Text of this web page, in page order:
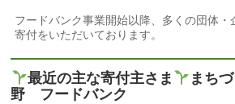
フードバンク事業開始以降、多くの団体
寄付をいただいております。
最近の主な寄付主さま
まち
野 フードバンク